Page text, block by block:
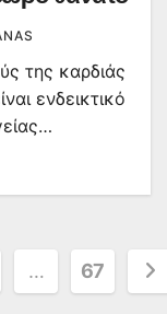
της καρδιάς
ενδεικτικό
… 67